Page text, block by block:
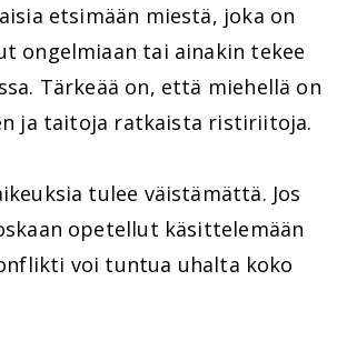
etsimään miestä, joka on
ongelmiaan tai ainakin tekee
Tärkeää on, että miehellä on
ja taitoja ratkaista ristiriitoja.
tulee väistämättä. Jos
opetellut käsittelemään
voi tuntua uhalta koko